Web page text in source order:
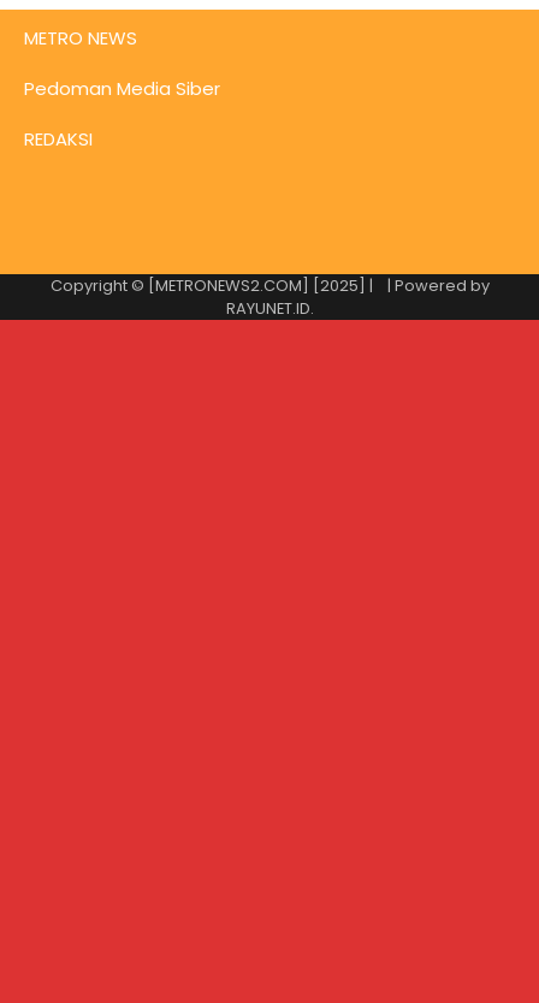
METRO NEWS
Pedoman Media Siber
REDAKSI
Copyright © [METRONEWS2.COM] [2025] |
| Powered by
RAYUNET.ID.